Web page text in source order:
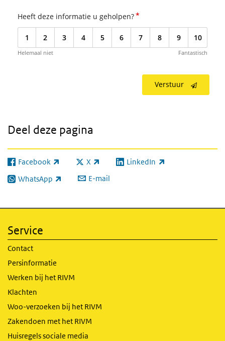
Heeft deze informatie u geholpen?*
1 2 3 4 5 6 7 8 9 10
Helemaal niet Fantastisch
Verstuur
Deel deze pagina
Facebook
(externe link) X
(externe link) LinkedIn
(externe link)
WhatsApp
(externe link) E-mail
Service
Contact
Persinformatie
Werken bij het RIVM
Klachten
Woo-verzoeken bij het RIVM
Zakendoen met het RIVM
Huisregels sociale media